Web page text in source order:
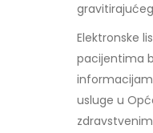
Elektronske
pacijentima
usluge u